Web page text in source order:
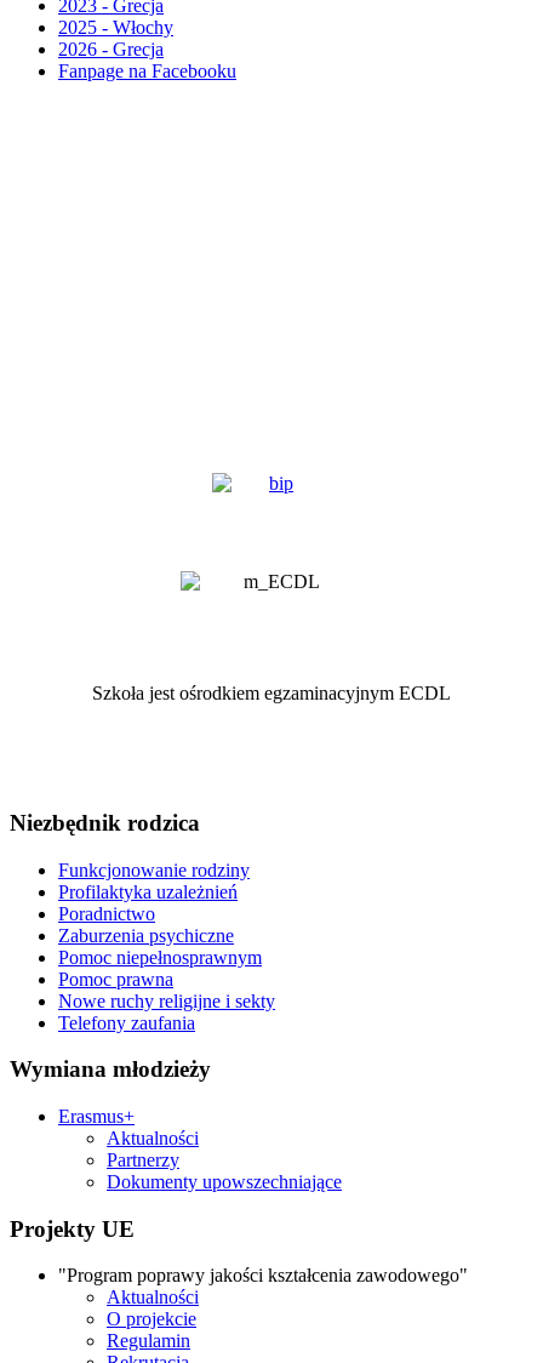
2023 - Grecja
2025 - Włochy
2026 - Grecja
Fanpage na Facebooku
Szkoła jest ośrodkiem egzaminacyjnym ECDL
Niezbędnik rodzica
Funkcjonowanie rodziny
Profilaktyka uzależnień
Poradnictwo
Zaburzenia psychiczne
Pomoc niepełnosprawnym
Pomoc prawna
Nowe ruchy religijne i sekty
Telefony zaufania
Wymiana młodzieży
Erasmus+
Aktualności
Partnerzy
Dokumenty upowszechniające
Projekty UE
"Program poprawy jakości kształcenia zawodowego"
Aktualności
O projekcie
Regulamin